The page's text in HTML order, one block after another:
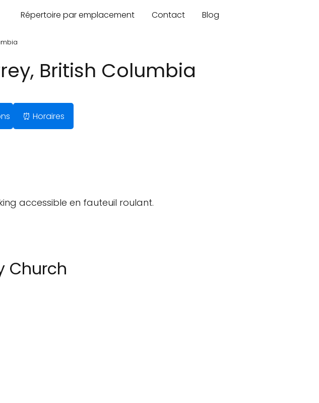
Répertoire par emplacement Contact Blog
British Columbia
⏰ Horaires
accessible en fauteuil roulant.
Church